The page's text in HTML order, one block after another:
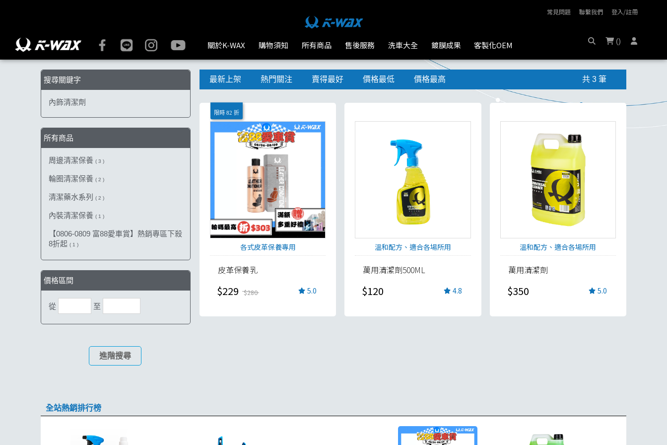
常見問題 聯繫我們 登入/註冊
()
關於K-WAX 購物須知 所有商品 售後服務 洗車大全 鍍膜成果 客製化OEM
搜尋關鍵字
內飾清潔劑
所有商品
周邊清潔保養 ( 3 )
輪圈清潔保養 ( 2 )
清潔藥水系列 ( 2 )
內裝清潔保養 ( 1 )
【0806-0809 富88愛車賞】熱銷專區下殺
8折起 ( 1 )
價格區間
從 至
進階搜尋
最新上架 熱門關注 賣得最好 價格最低 價格最高 共 3 筆
限時 82 折
各式皮革保養專用
皮革保養乳
$229 $280 5.0
溫和配方、適合各場所用
萬用清潔劑500ML
$120 4.8
溫和配方、適合各場所用
萬用清潔劑
$350 5.0
全站熱銷排行榜